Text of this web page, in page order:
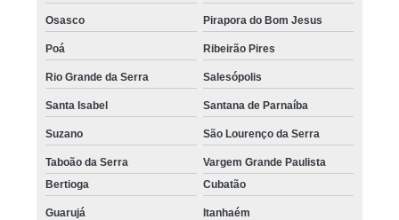
Osasco Pirapora do Bom Jesus
Poá Ribeirão Pires
Rio Grande da Serra Salesópolis
Santa Isabel Santana de Parnaíba
Suzano São Lourenço da Serra
Taboão da Serra
Vargem Grande Paulista
Bertioga
Cubatão
Guarujá Itanhaém